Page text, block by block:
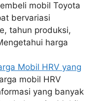
mobil Toyota
bervariasi
tahun produksi,
harga
Mobil HRV yang
mobil HRV
yang banyak